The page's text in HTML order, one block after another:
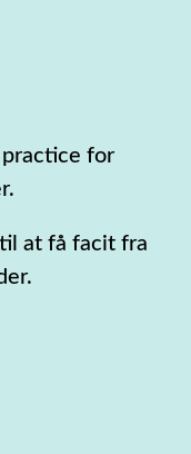
for
at få facit fra